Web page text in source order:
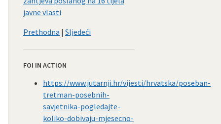
javne vlasti
Prethodna | Sljedeći
FOI IN ACTION
https://www.jutarnji.hr/vijesti/hrvatska/poseban-
tretman-posebnih-
savjetnika-pogledajte-
koliko-dobivaju-mjesecno-